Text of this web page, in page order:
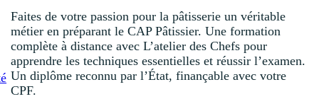
Faites de votre passion pour la pâtisserie un véritable
métier en préparant le CAP Pâtissier. Une formation
complète à distance avec L’atelier des Chefs pour
apprendre les techniques essentielles et réussir l’examen.
Un diplôme reconnu par l’État, finançable avec votre
CPF.